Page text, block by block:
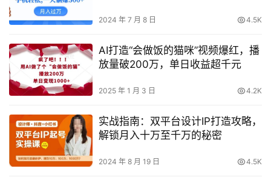
2024 年 7 月 8 日 4.5K
AI打造“会做饭的猫咪”视频爆红，播
放量破200万，单日收益超千元
2025 年 1 月 3 日 4.2K
实战指南：双平台设计IP打造攻略，
解锁月入十万至千万的秘密
2024 年 8 月 19 日 4.5K